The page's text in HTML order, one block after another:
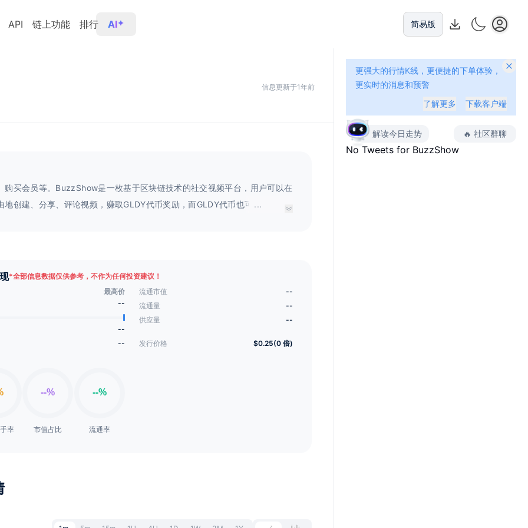
API 链上功能 排行 AI 简易版
信息更新于1年前
购买会员等。BuzzShow是一枚基于区块链技术的社交视频平台，用户可以在
地创建、分享、评论视频，赚取GLDY代币奖励，而GLDY代币也可以用于在
...
*全部信息数据仅供参考，不作为任何投资建议！
最高价
--
--
--
率 市值占比 流通率
流通市值
--
流通量
--
供应量
--
发行价格 $0.25(0 倍)
更强大的行情K线，更便捷的下单体验，
更实时的消息和预警
了解更多
下载客户端
解读今日走势 🔥 社区群聊
No Tweets for BuzzShow